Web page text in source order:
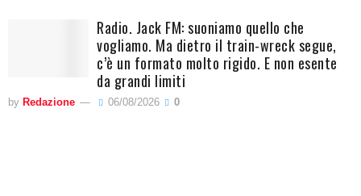
Radio. Jack FM: suoniamo quello che
vogliamo. Ma dietro il train-wreck segue,
c’è un formato molto rigido. E non esente
da grandi limiti
by Redazione 06/08/2026 0